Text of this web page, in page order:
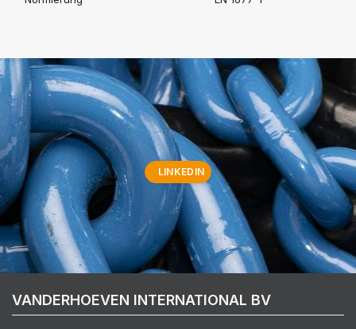
LINKEDIN
VANDERHOEVEN INTERNATIONAL BV